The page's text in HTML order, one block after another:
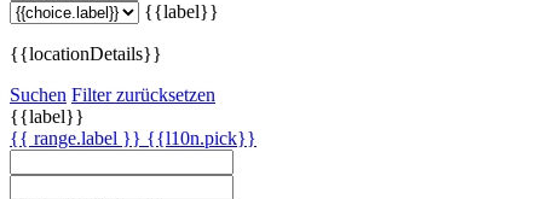
{{label}}
{{locationDetails}}
Suchen Filter zurücksetzen
{{label}}
{{ range.label }} {{l10n.pick}}